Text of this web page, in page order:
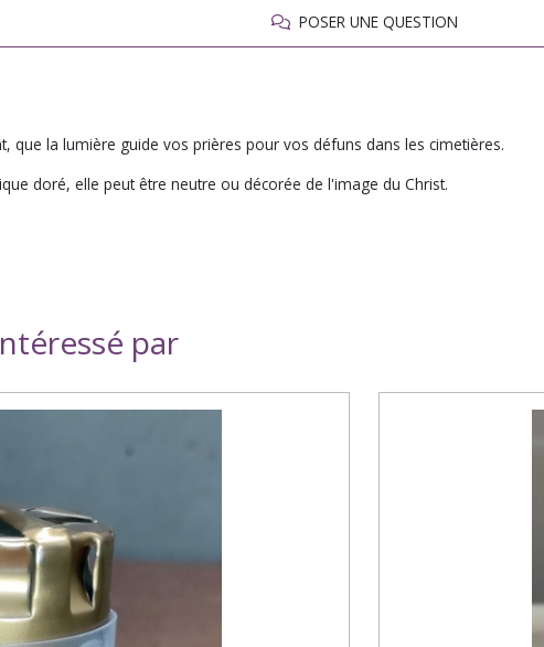
POSER UNE QUESTION
que la lumière guide vos prières pour vos défuns dans les cimetières.
doré, elle peut être neutre ou décorée de l'image du Christ.
par